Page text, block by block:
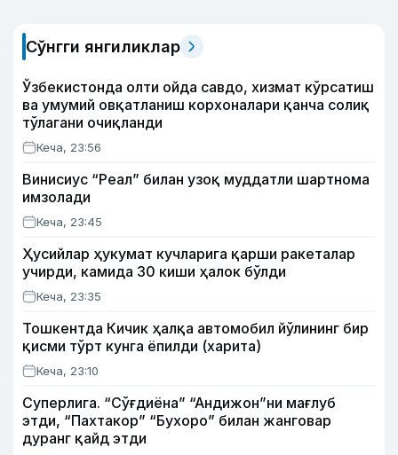
Сўнгги янгиликлар
Ўзбекистонда олти ойда савдо, хизмат кўрсатиш
ва умумий овқатланиш корхоналари қанча солиқ
тўлагани очиқланди
Кеча, 23:56
Винисиус “Реал” билан узоқ муддатли шартнома
имзолади
Кеча, 23:45
Ҳусийлар ҳукумат кучларига қарши ракеталар
учирди, камида 30 киши ҳалок бўлди
Кеча, 23:35
Тошкентда Кичик ҳалқа автомобил йўлининг бир
қисми тўрт кунга ёпилди (харита)
Кеча, 23:10
Суперлига. “Сўғдиёна” “Андижон”ни мағлуб
этди, “Пахтакор” “Бухоро” билан жанговар
дуранг қайд этди